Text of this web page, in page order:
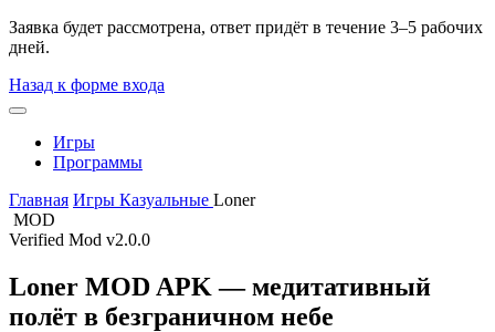
Заявка будет рассмотрена, ответ придёт в течение 3–5 рабочих
дней.
Назад к форме входа
Игры
Программы
Главная Игры Казуальные Loner
MOD
Verified Mod v2.0.0
Loner MOD APK — медитативный
полёт в безграничном небе